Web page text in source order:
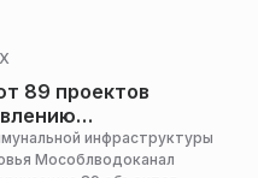
89 проектов
инфраструктуры
Мособлводоканал